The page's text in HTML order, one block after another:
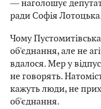
― наголошує депутат
ради Софія
Чому
об'єднання, але не
вдалося. Мер у
не говорять.
кажуть люди, не
об'єднання.